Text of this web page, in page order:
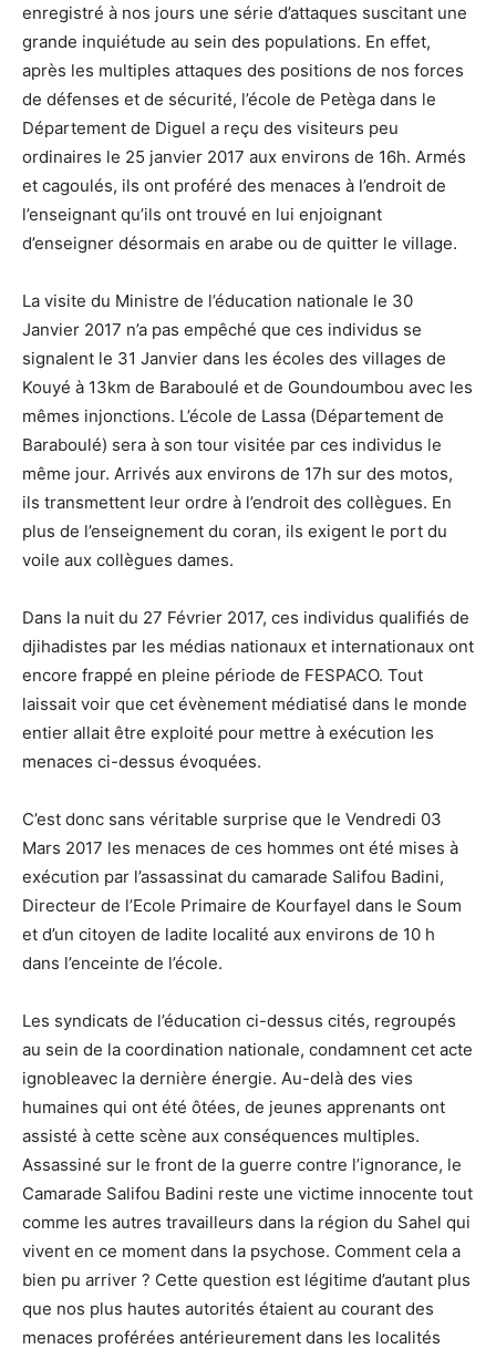
enregistré à nos jours une série d’attaques suscitant une
grande inquiétude au sein des populations. En effet,
après les multiples attaques des positions de nos forces
de défenses et de sécurité, l’école de Petèga dans le
Département de Diguel a reçu des visiteurs peu
ordinaires le 25 janvier 2017 aux environs de 16h. Armés
et cagoulés, ils ont proféré des menaces à l’endroit de
l’enseignant qu’ils ont trouvé en lui enjoignant
d’enseigner désormais en arabe ou de quitter le village.
La visite du Ministre de l’éducation nationale le 30
Janvier 2017 n’a pas empêché que ces individus se
signalent le 31 Janvier dans les écoles des villages de
Kouyé à 13km de Baraboulé et de Goundoumbou avec les
mêmes injonctions. L’école de Lassa (Département de
Baraboulé) sera à son tour visitée par ces individus le
même jour. Arrivés aux environs de 17h sur des motos,
ils transmettent leur ordre à l’endroit des collègues. En
plus de l’enseignement du coran, ils exigent le port du
voile aux collègues dames.
Dans la nuit du 27 Février 2017, ces individus qualifiés de
djihadistes par les médias nationaux et internationaux ont
encore frappé en pleine période de FESPACO. Tout
laissait voir que cet évènement médiatisé dans le monde
entier allait être exploité pour mettre à exécution les
menaces ci-dessus évoquées.
C’est donc sans véritable surprise que le Vendredi 03
Mars 2017 les menaces de ces hommes ont été mises à
exécution par l’assassinat du camarade Salifou Badini,
Directeur de l’Ecole Primaire de Kourfayel dans le Soum
et d’un citoyen de ladite localité aux environs de 10 h
dans l’enceinte de l’école.
Les syndicats de l’éducation ci-dessus cités, regroupés
au sein de la coordination nationale, condamnent cet acte
ignobleavec la dernière énergie. Au-delà des vies
humaines qui ont été ôtées, de jeunes apprenants ont
assisté à cette scène aux conséquences multiples.
Assassiné sur le front de la guerre contre l’ignorance, le
Camarade Salifou Badini reste une victime innocente tout
comme les autres travailleurs dans la région du Sahel qui
vivent en ce moment dans la psychose. Comment cela a
bien pu arriver ? Cette question est légitime d’autant plus
que nos plus hautes autorités étaient au courant des
menaces proférées antérieurement dans les localités